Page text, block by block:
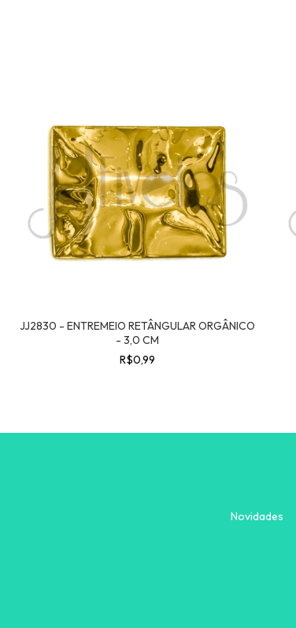
JJ2830 - ENTREMEIO RETÂNGULAR ORGÂNICO
- 3,0 CM
R$0,99
Novidades